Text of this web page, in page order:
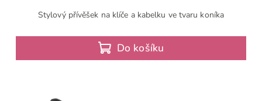
Do košíku
Stylový přívěšek na klíče a kabelku ve tvaru koníka